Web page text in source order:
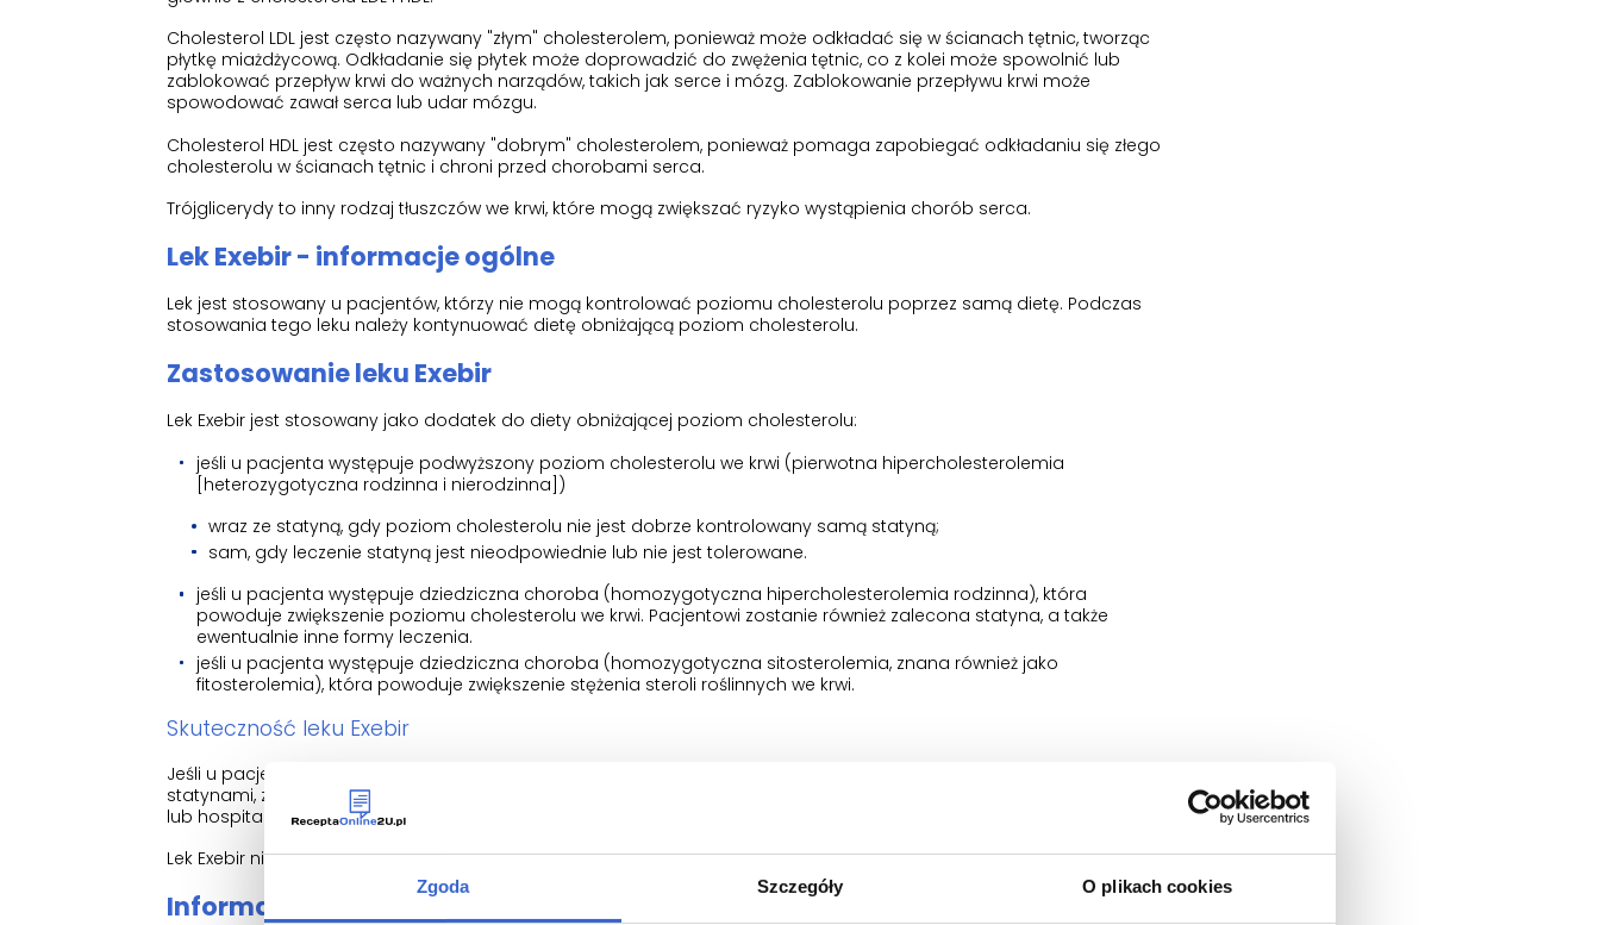
Zgoda Szczegóły O plikach cookies
Cholesterol LDL jest często nazywany "złym" cholesterolem, ponieważ może odkładać się w ścianach tętnic, tworząc
płytkę miażdżycową. Odkładanie się płytek może doprowadzić do zwężenia tętnic, co z kolei może spowolnić lub
zablokować przepływ krwi do ważnych narządów, takich jak serce i mózg. Zablokowanie przepływu krwi może
spowodować zawał serca lub udar mózgu.
Cholesterol HDL jest często nazywany "dobrym" cholesterolem, ponieważ pomaga zapobiegać odkładaniu się złego
cholesterolu w ścianach tętnic i chroni przed chorobami serca.
Trójglicerydy to inny rodzaj tłuszczów we krwi, które mogą zwiększać ryzyko wystąpienia chorób serca.
Lek Exebir - informacje ogólne
Lek jest stosowany u pacjentów, którzy nie mogą kontrolować poziomu cholesterolu poprzez samą dietę. Podczas
stosowania tego leku należy kontynuować dietę obniżającą poziom cholesterolu.
Zastosowanie leku Exebir
Lek Exebir jest stosowany jako dodatek do diety obniżającej poziom cholesterolu:
jeśli u pacjenta występuje podwyższony poziom cholesterolu we krwi (pierwotna hipercholesterolemia
[heterozygotyczna rodzinna i nierodzinna])
wraz ze statyną, gdy poziom cholesterolu nie jest dobrze kontrolowany samą statyną;
sam, gdy leczenie statyną jest nieodpowiednie lub nie jest tolerowane.
jeśli u pacjenta występuje dziedziczna choroba (homozygotyczna hipercholesterolemia rodzinna), która
powoduje zwiększenie poziomu cholesterolu we krwi. Pacjentowi zostanie również zalecona statyna, a także
ewentualnie inne formy leczenia.
jeśli u pacjenta występuje dziedziczna choroba (homozygotyczna sitosterolemia, znana również jako
fitosterolemia), która powoduje zwiększenie stężenia steroli roślinnych we krwi.
Skuteczność leku Exebir
Jeśli u pacjenta występuje choroba serca, Exebir przyjmowany z lekami obniżającymi poziom cholesterolu, zwanymi
statynami, zmniejsza ryzyko zawału serca, udaru mózgu, operacji mającej na celu zwiększenie dopływu krwi do serca
lub hospitalizacji z powodu bólu w klatce piersiowej.
Lek Exebir nie pomaga pacjentowi schudnąć.
Informacje ważne przed zastosowaniem leku Exebir